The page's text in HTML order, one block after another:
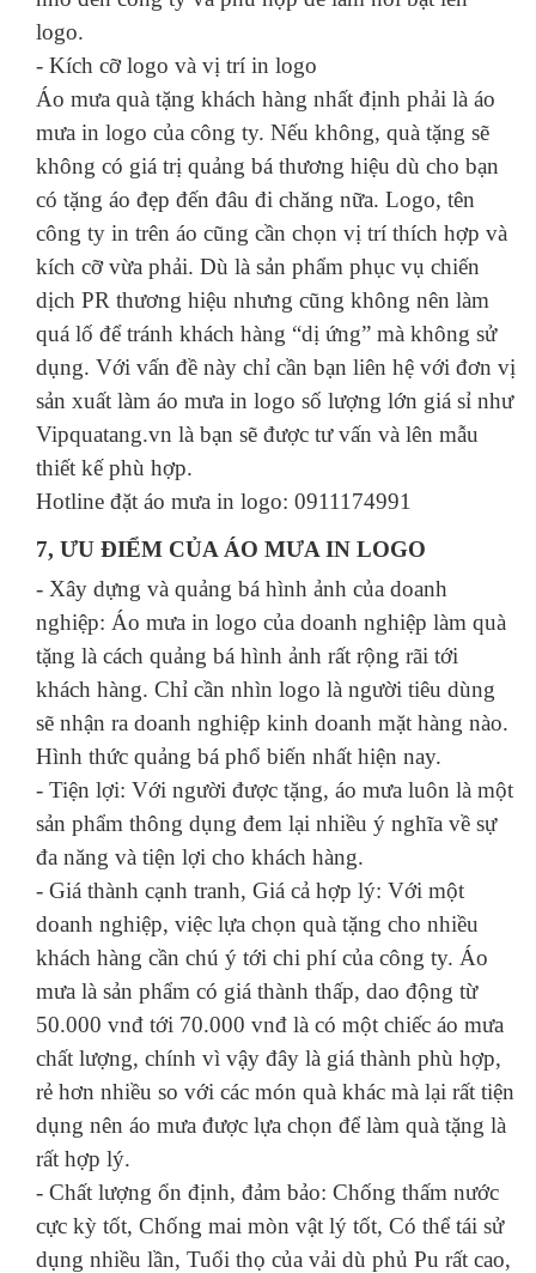
logo.
- Kích cỡ logo và vị trí in logo
Áo mưa quà tặng khách hàng nhất định phải là áo
mưa in logo của công ty. Nếu không, quà tặng sẽ
không có giá trị quảng bá thương hiệu dù cho bạn
có tặng áo đẹp đến đâu đi chăng nữa. Logo, tên
công ty in trên áo cũng cần chọn vị trí thích hợp và
kích cỡ vừa phải. Dù là sản phẩm phục vụ chiến
dịch PR thương hiệu nhưng cũng không nên làm
quá lố để tránh khách hàng “dị ứng” mà không sử
dụng. Với vấn đề này chỉ cần bạn liên hệ với đơn vị
sản xuất làm áo mưa in logo số lượng lớn giá sỉ như
Vipquatang.vn là bạn sẽ được tư vấn và lên mẫu
thiết kế phù hợp.
Hotline đặt áo mưa in logo: 0911174991
7, ƯU ĐIỂM CỦA ÁO MƯA IN LOGO
- Xây dựng và quảng bá hình ảnh của doanh
nghiệp: Áo mưa in logo của doanh nghiệp làm quà
tặng là cách quảng bá hình ảnh rất rộng rãi tới
khách hàng. Chỉ cần nhìn logo là người tiêu dùng
sẽ nhận ra doanh nghiệp kinh doanh mặt hàng nào.
Hình thức quảng bá phổ biến nhất hiện nay.
- Tiện lợi: Với người được tặng, áo mưa luôn là một
sản phẩm thông dụng đem lại nhiều ý nghĩa về sự
đa năng và tiện lợi cho khách hàng.
- Giá thành cạnh tranh, Giá cả hợp lý: Với một
doanh nghiệp, việc lựa chọn quà tặng cho nhiều
khách hàng cần chú ý tới chi phí của công ty. Áo
mưa là sản phẩm có giá thành thấp, dao động từ
50.000 vnđ tới 70.000 vnđ là có một chiếc áo mưa
chất lượng, chính vì vậy đây là giá thành phù hợp,
rẻ hơn nhiều so với các món quà khác mà lại rất tiện
dụng nên áo mưa được lựa chọn để làm quà tặng là
rất hợp lý.
- Chất lượng ổn định, đảm bảo: Chống thấm nước
cực kỳ tốt, Chống mai mòn vật lý tốt, Có thể tái sử
dụng nhiều lần, Tuổi thọ của vải dù phủ Pu rất cao,